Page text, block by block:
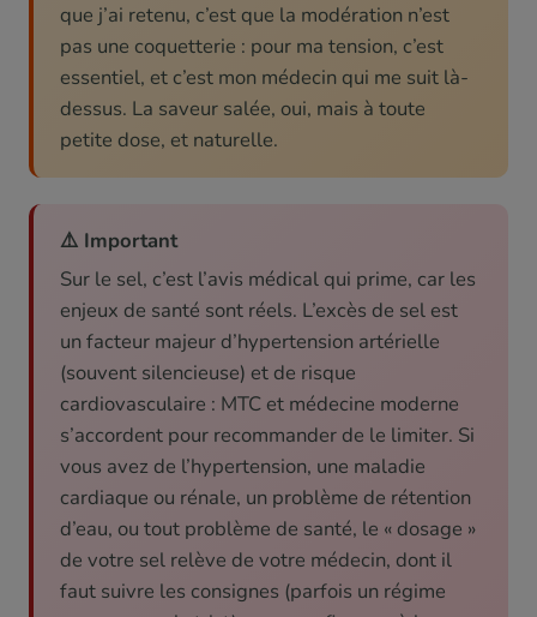
que j’ai retenu, c’est que la modération n’est
pas une coquetterie : pour ma tension, c’est
essentiel, et c’est mon médecin qui me suit là-
dessus. La saveur salée, oui, mais à toute
petite dose, et naturelle.
⚠️ Important
Sur le sel, c’est l’avis médical qui prime, car les
enjeux de santé sont réels. L’excès de sel est
un facteur majeur d’hypertension artérielle
(souvent silencieuse) et de risque
cardiovasculaire : MTC et médecine moderne
s’accordent pour recommander de le limiter. Si
vous avez de l’hypertension, une maladie
cardiaque ou rénale, un problème de rétention
d’eau, ou tout problème de santé, le « dosage »
de votre sel relève de votre médecin, dont il
faut suivre les consignes (parfois un régime